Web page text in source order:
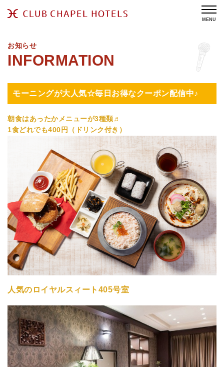
MENU
お知らせ
モーニングが大人気☆毎日お得なクーポン配信中♪
朝食はあったかメニューが3種類♬
1食どれでも400円（ドリンク付き）
人気のロイヤルスィート405号室